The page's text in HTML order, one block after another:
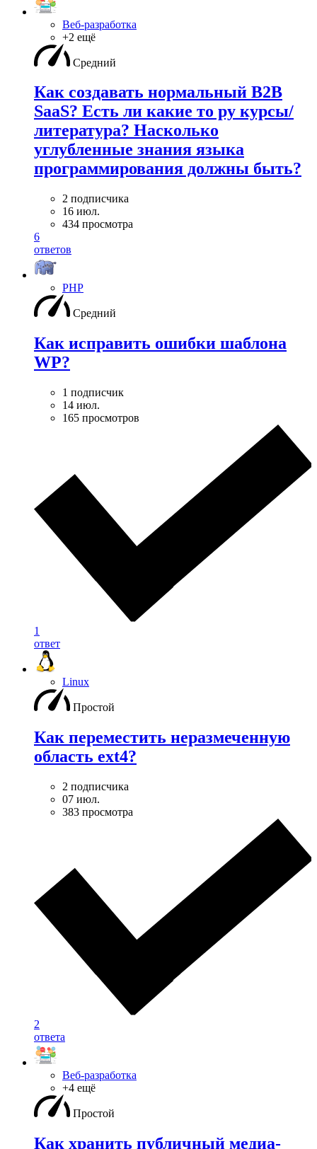
Веб-разработка
+2 ещё
Средний
Как создавать нормальный B2B
SaaS? Есть ли какие то ру курсы/
литература? Насколько
углубленные знания языка
программирования должны быть?
2 подписчика
16 июл.
434 просмотра
6
ответов
PHP
Средний
Как исправить ошибки шаблона
WP?
1 подписчик
14 июл.
165 просмотров
1
ответ
Linux
Простой
Как переместить неразмеченную
область ext4?
2 подписчика
07 июл.
383 просмотра
2
ответа
Веб-разработка
+4 ещё
Простой
Как хранить публичный медиа-